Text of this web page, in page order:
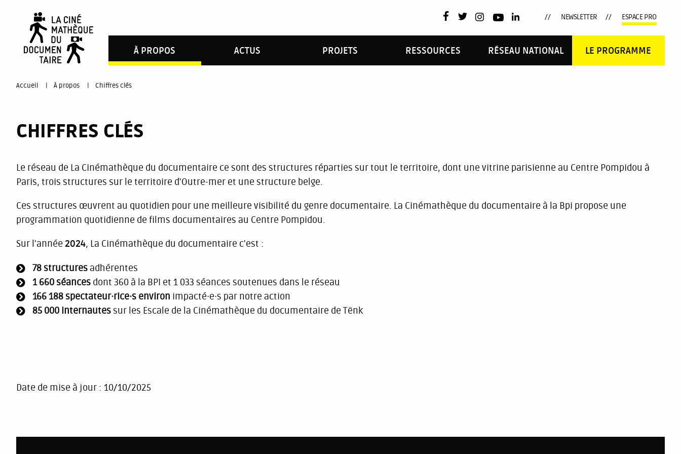
contenu
principal
NEWSLETTER ESPACE PRO
À PROPOS ACTUS PROJETS RESSOURCES RÉSEAU NATIONAL LE PROGRAMME
You
here
Accueil À propos Chiffres clés
CHIFFRES CLÉS
Le réseau de La Cinémathèque du documentaire ce sont des structures réparties sur tout le territoire, dont une vitrine parisienne au Centre Pompidou à
Paris, trois structures sur le territoire d'Outre-mer et une structure belge.
Ces structures œuvrent au quotidien pour une meilleure visibilité du genre documentaire. La Cinémathèque du documentaire à la Bpi propose une
programmation quotidienne de films documentaires au Centre Pompidou.
Sur l'année 2024, La Cinémathèque du documentaire c'est :
78 structures adhérentes
1 660 séances dont 360 à la BPI et 1 033 séances soutenues dans le réseau
166 188 spectateur·rice·s environ impacté·e·s par notre action
85 000 internautes sur les Escale de la Cinémathèque du documentaire de Tënk
Date de mise à jour : 10/10/2025